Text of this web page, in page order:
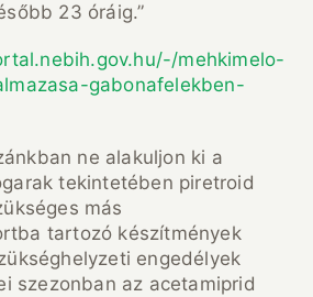
23 óráig.”
mehkimelo-
gabonafelekben-
ne alakuljon ki a
tekintetében piretroid
más
tartozó készítmények
engedélyek
szezonban az acetamiprid